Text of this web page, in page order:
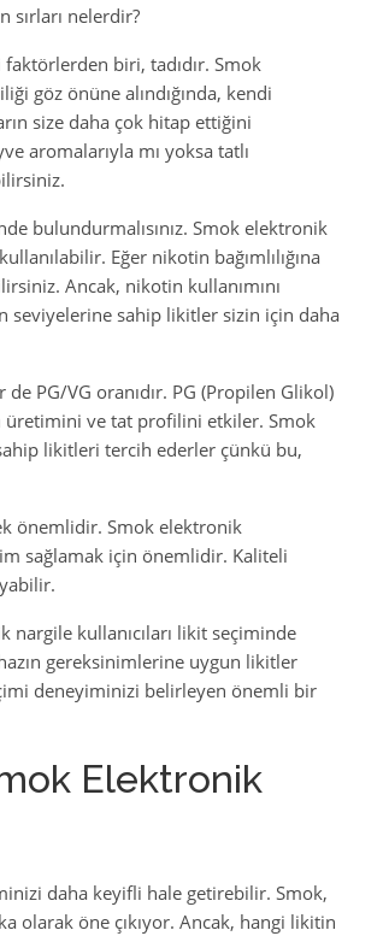
sırları nelerdir?
biri, tadıdır. Smok
göz önüne alındığında, kendi
size daha çok hitap ettiğini
aromalarıyla mı yoksa tatlı
bulundurmalısınız. Smok elektronik
Eğer nikotin bağımlılığına
Ancak, nikotin kullanımını
seviyelerine sahip likitler sizin için daha
PG/VG oranıdır. PG (Propilen Glikol)
üretimini ve tat profilini etkiler. Smok
likitleri tercih ederler çünkü bu,
önemlidir. Smok elektronik
sağlamak için önemlidir. Kaliteli
kullanıcıları likit seçiminde
gereksinimlerine uygun likitler
deneyiminizi belirleyen önemli bir
Elektronik
daha keyifli hale getirebilir. Smok,
öne çıkıyor. Ancak, hangi likitin